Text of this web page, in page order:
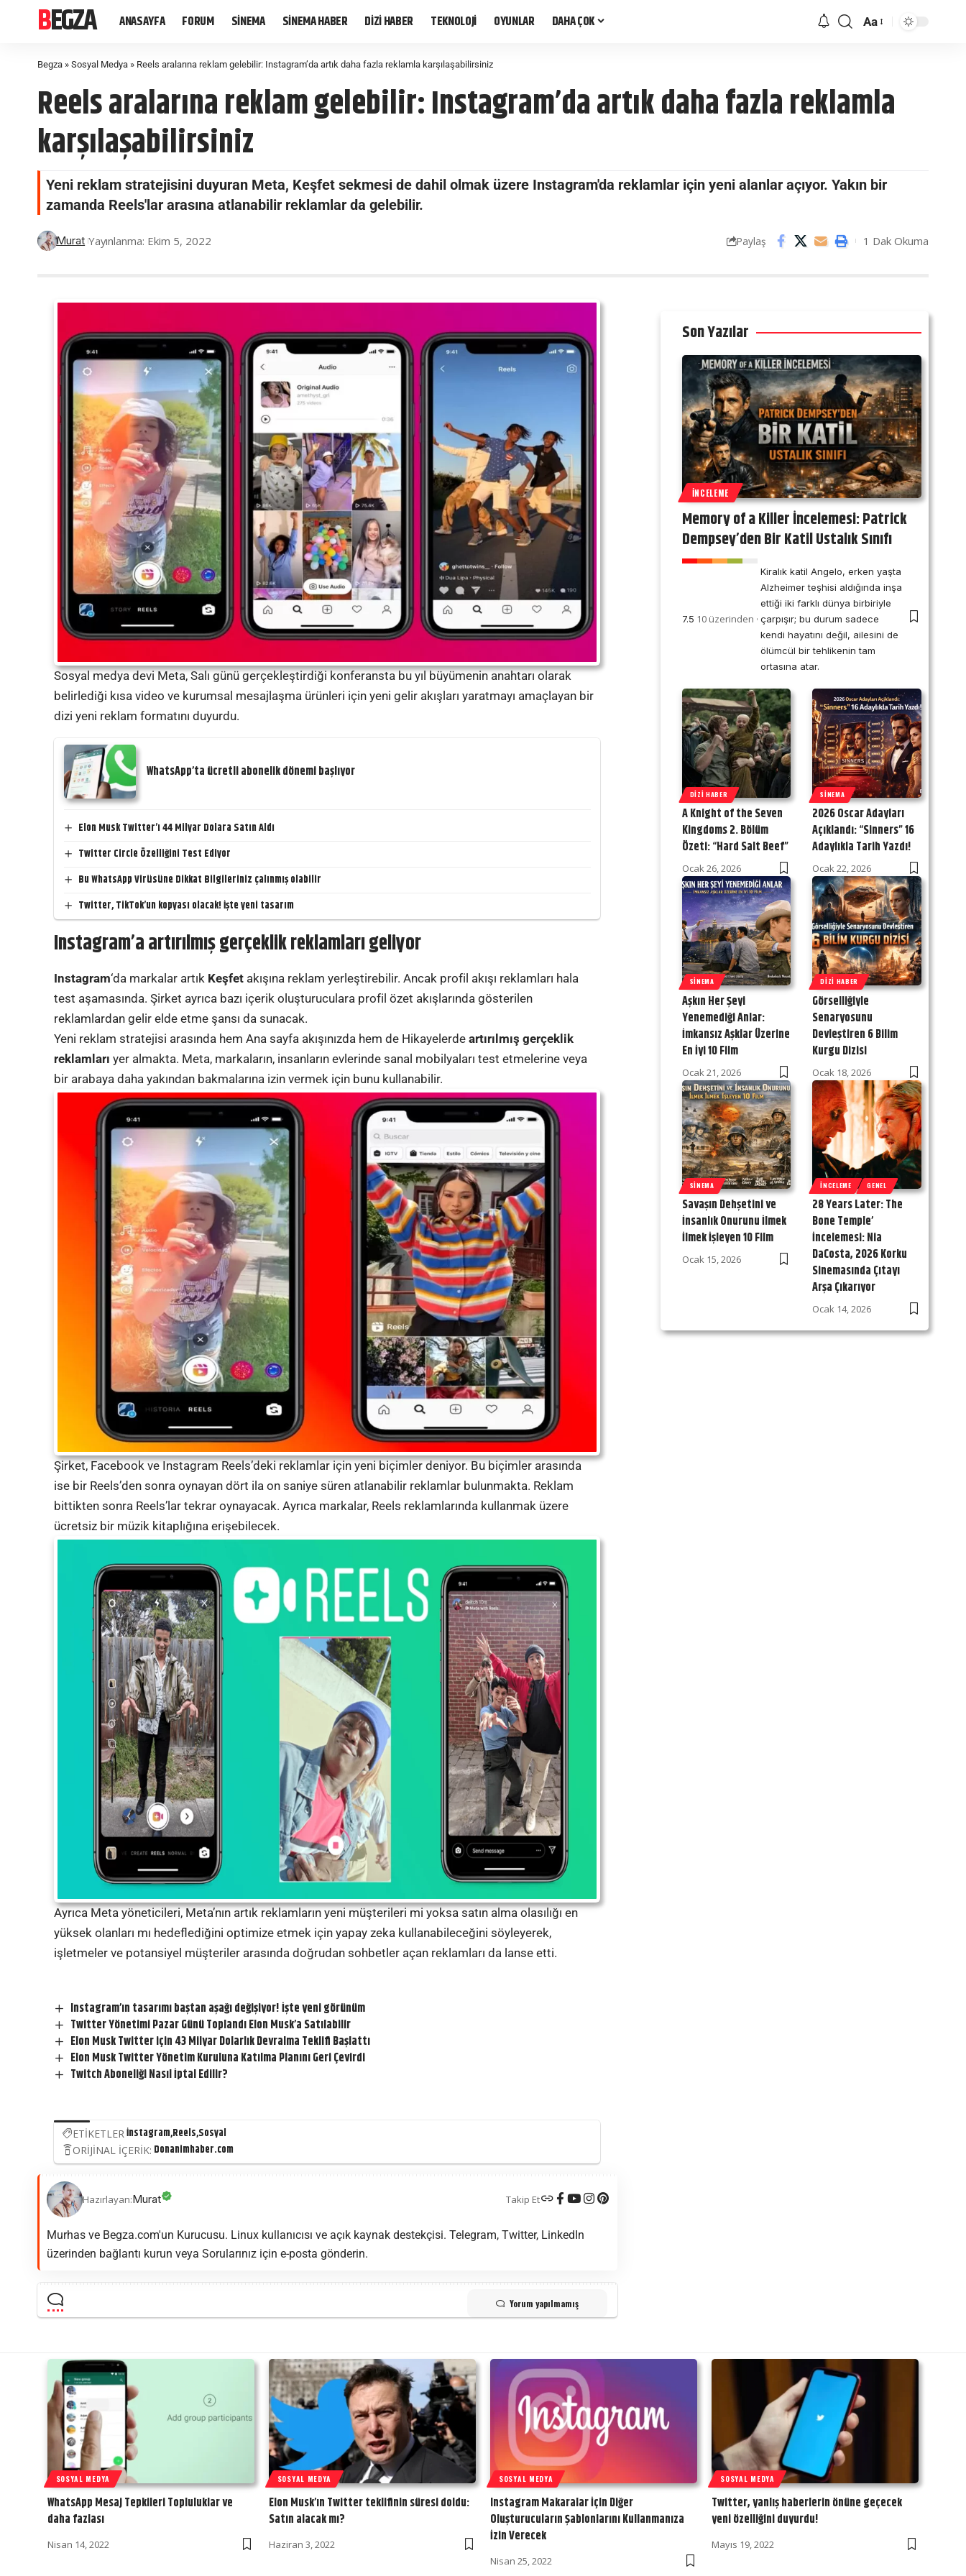
BEGZA ANASAYFA FORUM SİNEMA SİNEMA HABER DİZİ HABER TEKNOLOJİ OYUNLAR DAHA ÇOK Aa
Begza » Sosyal Medya » Reels aralarına reklam gelebilir: Instagram’da artık daha fazla reklamla karşılaşabilirsiniz
Reels aralarına reklam gelebilir: Instagram’da artık daha fazla reklamla
karşılaşabilirsiniz
Yeni reklam stratejisini duyuran Meta, Keşfet sekmesi de dahil olmak üzere Instagram'da reklamlar için yeni alanlar açıyor. Yakın bir
zamanda Reels'lar arasına atlanabilir reklamlar da gelebilir.
Murat Yayınlanma: Ekim 5, 2022 Paylaş 1 Dak Okuma
Sosyal medya devi Meta, Salı günü gerçekleştirdiği konferansta bu yıl büyümenin anahtarı olarak
belirlediği kısa video ve kurumsal mesajlaşma ürünleri için yeni gelir akışları yaratmayı amaçlayan bir
dizi yeni reklam formatını duyurdu.
WhatsApp’ta ücretli abonelik dönemi başlıyor
Elon Musk Twitter’ı 44 Milyar Dolara Satın Aldı
Twitter Circle Özelliğini Test Ediyor
Bu WhatsApp Virüsüne Dikkat Bilgileriniz çalınmış olabilir
Twitter, TikTok’un kopyası olacak! İşte yeni tasarım
Instagram’a artırılmış gerçeklik reklamları geliyor
Instagram‘da markalar artık Keşfet akışına reklam yerleştirebilir. Ancak profil akışı reklamları hala
test aşamasında. Şirket ayrıca bazı içerik oluşturuculara profil özet akışlarında gösterilen
reklamlardan gelir elde etme şansı da sunacak.
Yeni reklam stratejisi arasında hem Ana sayfa akışınızda hem de Hikayelerdeartırılmış gerçeklik
reklamlarıyer almakta. Meta, markaların, insanların evlerinde sanal mobilyaları test etmelerine veya
bir arabaya daha yakından bakmalarına izin vermek için bunu kullanabilir.
Şirket, Facebook ve Instagram Reels’deki reklamlar için yeni biçimler deniyor. Bu biçimler arasında
ise bir Reels’den sonra oynayan dört ila on saniye süren atlanabilir reklamlar bulunmakta. Reklam
bittikten sonra Reels’lar tekrar oynayacak. Ayrıca markalar, Reels reklamlarında kullanmak üzere
ücretsiz bir müzik kitaplığına erişebilecek.
Ayrıca Meta yöneticileri, Meta’nın artık reklamların yeni müşterileri mi yoksa satın alma olasılığı en
yüksek olanları mı hedeflediğini optimize etmek için yapay zeka kullanabileceğini söyleyerek,
işletmeler ve potansiyel müşteriler arasında doğrudan sohbetler açan reklamları da lanse etti.
Instagram’ın tasarımı baştan aşağı değişiyor! İşte yeni görünüm
Twitter Yönetimi Pazar Günü Toplandı Elon Musk’a Satılabilir
Elon Musk Twitter için 43 Milyar Dolarlık Devralma Teklifi Başlattı
Elon Musk Twitter Yönetim Kuruluna Katılma Planını Geri Çevirdi
Twitch Aboneliği Nasıl İptal Edilir?
ETİKETLERİnstagramReelsSosyal
ORİJİNAL İÇERİK: Donanimhaber.com
Hazırlayan:Murat Takip Et
Murhas ve Begza.com'un Kurucusu. Linux kullanıcısı ve açık kaynak destekçisi. Telegram, Twitter, LinkedIn
üzerinden bağlantı kurun veya Sorularınız için e-posta gönderin.
Yorum yapılmamış
Son Yazılar
İNCELEME
Memory of a Killer İncelemesi: Patrick
Dempsey’den Bir Katil Ustalık Sınıfı
7.5 10 üzerinden
Kiralık katil Angelo, erken yaşta
Alzheimer teşhisi aldığında inşa
ettiği iki farklı dünya birbiriyle
çarpışır; bu durum sadece
kendi hayatını değil, ailesini de
ölümcül bir tehlikenin tam
ortasına atar.
DIZI HABER
A Knight of the Seven
Kingdoms 2. Bölüm
Özeti: “Hard Salt Beef”
Ocak 26, 2026
SINEMA
2026 Oscar Adayları
Açıklandı: “Sinners” 16
Adaylıkla Tarih Yazdı!
Ocak 22, 2026
SINEMA
Aşkın Her Şeyi
Yenemediği Anlar:
İmkansız Aşklar Üzerine
En İyi 10 Film
Ocak 21, 2026
DIZI HABER
Görselliğiyle
Senaryosunu
Devleştiren 6 Bilim
Kurgu Dizisi
Ocak 18, 2026
SINEMA
Savaşın Dehşetini ve
İnsanlık Onurunu İlmek
İlmek İşleyen 10 Film
Ocak 15, 2026
İNCELEME GENEL
28 Years Later: The
Bone Temple’
İncelemesi: Nia
DaCosta, 2026 Korku
Sinemasında Çıtayı
Arşa Çıkarıyor
Ocak 14, 2026
SOSYAL MEDYA
WhatsApp Mesaj Tepkileri Topluluklar ve
daha fazlası
Nisan 14, 2022
SOSYAL MEDYA
Elon Musk’ın Twitter teklifinin süresi doldu:
Satın alacak mı?
Haziran 3, 2022
SOSYAL MEDYA
Instagram Makaralar İçin Diğer
Oluşturucuların Şablonlarını Kullanmanıza
İzin Verecek
Nisan 25, 2022
SOSYAL MEDYA
Twitter, yanlış haberlerin önüne geçecek
yeni özelliğini duyurdu!
Mayıs 19, 2022